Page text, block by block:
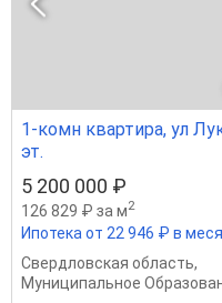
1-комн квартира, ул
эт.
5 200 000 ₽
126 829 ₽ за м2
Ипотека от 22 946 ₽ в
Свердловская область,
Муниципальное